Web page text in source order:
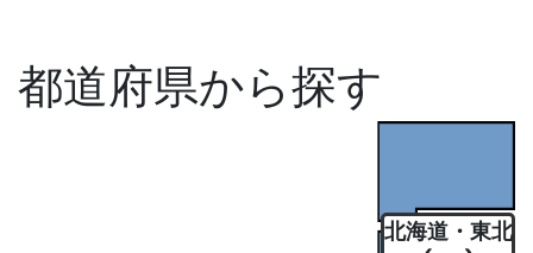
都道府県から探す
北海道・東北